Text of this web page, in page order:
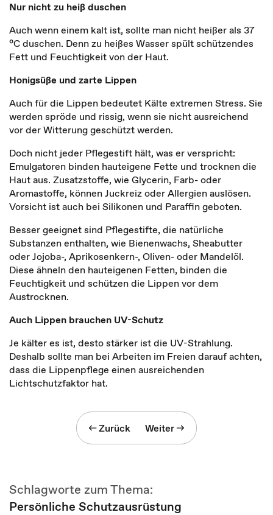
Nur nicht zu heiß duschen
Auch wenn einem kalt ist, sollte man nicht heißer als 37
°C duschen. Denn zu heißes Wasser spült schützendes
Fett und Feuchtigkeit von der Haut.
Honigsüße und zarte Lippen
Auch für die Lippen bedeutet Kälte extremen Stress. Sie
werden spröde und rissig, wenn sie nicht ausreichend
vor der Witterung geschützt werden.
Doch nicht jeder Pflegestift hält, was er verspricht:
Emulgatoren binden hauteigene Fette und trocknen die
Haut aus. Zusatzstoffe, wie Glycerin, Farb- oder
Aromastoffe, können Juckreiz oder Allergien auslösen.
Vorsicht ist auch bei Silikonen und Paraffin geboten.
Besser geeignet sind Pflegestifte, die natürliche
Substanzen enthalten, wie Bienenwachs, Sheabutter
oder Jojoba-, Aprikosenkern-, Oliven- oder Mandelöl.
Diese ähneln den hauteigenen Fetten, binden die
Feuchtigkeit und schützen die Lippen vor dem
Austrocknen.
Auch Lippen brauchen UV-Schutz
Je kälter es ist, desto stärker ist die UV-Strahlung.
Deshalb sollte man bei Arbeiten im Freien darauf achten,
dass die Lippenpflege einen ausreichenden
Lichtschutzfaktor hat.
Zurück Weiter
Schlagworte zum Thema:
Persönliche Schutzausrüstung